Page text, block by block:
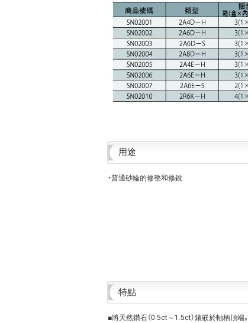
用途
・普通砂輪的修整和修銳
特點
■將天然鑽石（0.5ct～1.5ct）鑲嵌於軸柄頂端。